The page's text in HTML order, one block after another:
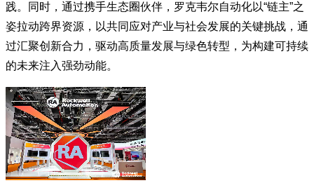
践。同时，通过携手生态圈伙伴，罗克韦尔自动化以“链主”之
姿拉动跨界资源，以共同应对产业与社会发展的关键挑战，通
过汇聚创新合力，驱动高质量发展与绿色转型，为构建可持续
的未来注入强劲动能。